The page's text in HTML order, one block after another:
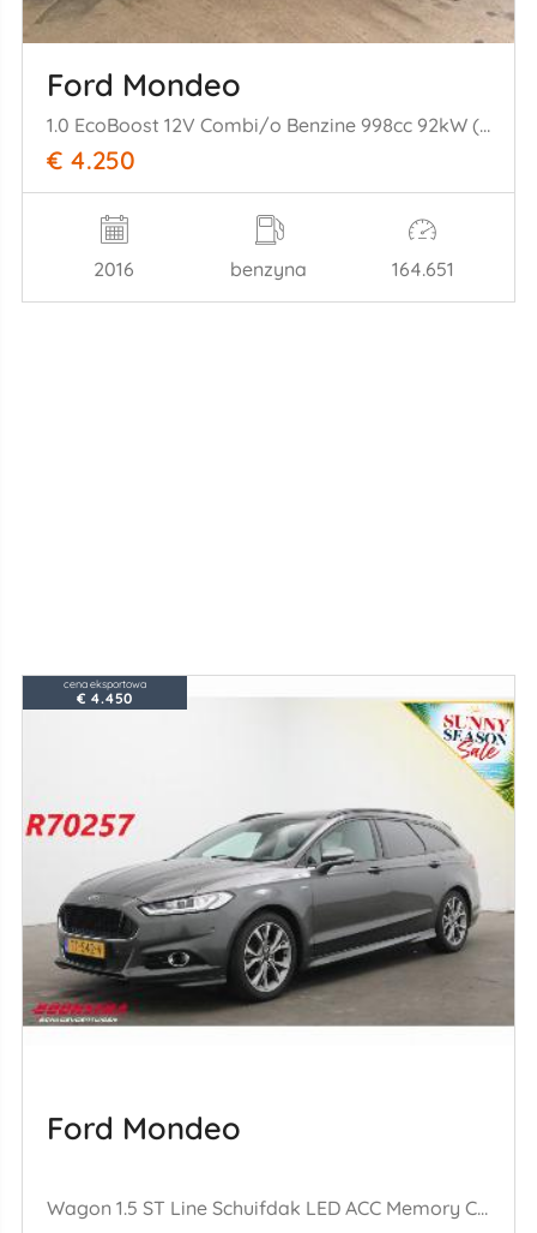
Ford Mondeo
1.0 EcoBoost 12V Combi/o Benzine 998cc 92kW (125pk) FWD
€ 4.250
2016 benzyna 164.651
cena eksportowa
€ 4.450
Ford Mondeo
Wagon 1.5 ST Line Schuifdak LED ACC Memory Camera SHZ LRHZ AHK